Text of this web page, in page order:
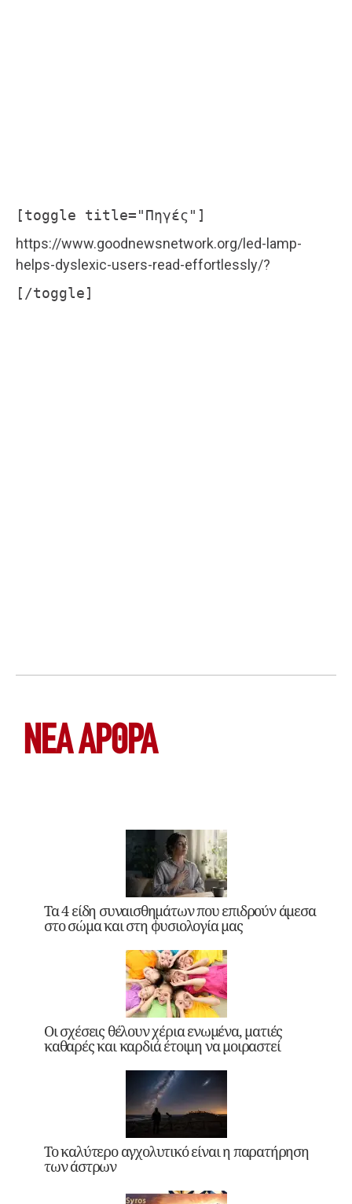
[toggle title="Πηγές"]
https://www.goodnewsnetwork.org/led-lamp-
helps-dyslexic-users-read-effortlessly/?
[/toggle]
ΝΕΑ ΆΡΘΡΑ
Τα 4 είδη συναισθημάτων που επιδρούν άμεσα
στο σώμα και στη φυσιολογία μας
Οι σχέσεις θέλουν χέρια ενωμένα, ματιές
καθαρές και καρδιά έτοιμη να μοιραστεί
Το καλύτερο αγχολυτικό είναι η παρατήρηση
των άστρων